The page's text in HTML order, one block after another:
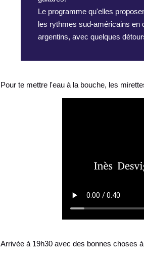
Le programme qu'elles
les rythmes sud-américains en
argentins, avec quelques
Pour te mettre l'eau à la bouche, les
Arrivée à 19h30 avec des bonnes choses